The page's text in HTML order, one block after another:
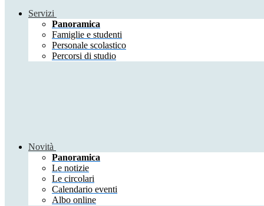
Servizi
Panoramica
Famiglie e studenti
Personale scolastico
Percorsi di studio
Novità
Panoramica
Le notizie
Le circolari
Calendario eventi
Albo online